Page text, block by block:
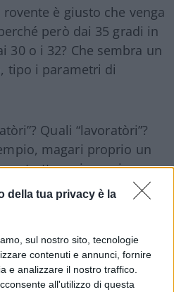
della tua privacy è la
sul nostro sito, tecnologie
contenuti e annunci, fornire
e analizzare il nostro traffico.
all'utilizzo di questa
è giusto che venga
però dai 35 gradi in
30 o i 32? Che sembra un
tipo i parametri di
Quali “lavoratòri”?
magari proprio un
a girare giorno e
aria condizionata, può
per fenomeni
dal contesto,
se la piglia in culo,
Se poi è in senso lato